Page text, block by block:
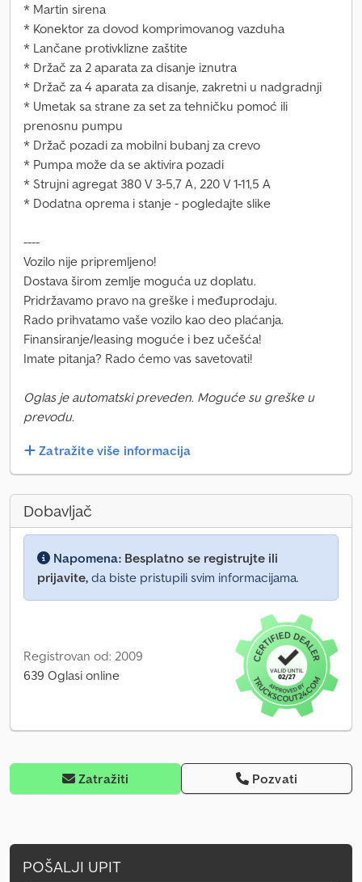
* Martin sirena
* Konektor za dovod komprimovanog vazduha
* Lančane protivklizne zaštite
* Držač za 2 aparata za disanje iznutra
* Držač za 4 aparata za disanje, zakretni u nadgradnji
* Umetak sa strane za set za tehničku pomoć ili
prenosnu pumpu
* Držač pozadi za mobilni bubanj za crevo
* Pumpa može da se aktivira pozadi
* Strujni agregat 380 V 3-5,7 A, 220 V 1-11,5 A
* Dodatna oprema i stanje - pogledajte slike
----
Vozilo nije pripremljeno!
Dostava širom zemlje moguća uz doplatu.
Pridržavamo pravo na greške i međuprodaju.
Rado prihvatamo vaše vozilo kao deo plaćanja.
Finansiranje/leasing moguće i bez učešća!
Imate pitanja? Rado ćemo vas savetovati!
Oglas je automatski preveden. Moguće su greške u
prevodu.
Zatražite više informacija
Dobavljač
Napomena: Besplatno se registrujte ili
prijavite, da biste pristupili svim informacijama.
Registrovan od: 2009
639 Oglasi online
Zatražiti Pozvati
POŠALJI UPIT